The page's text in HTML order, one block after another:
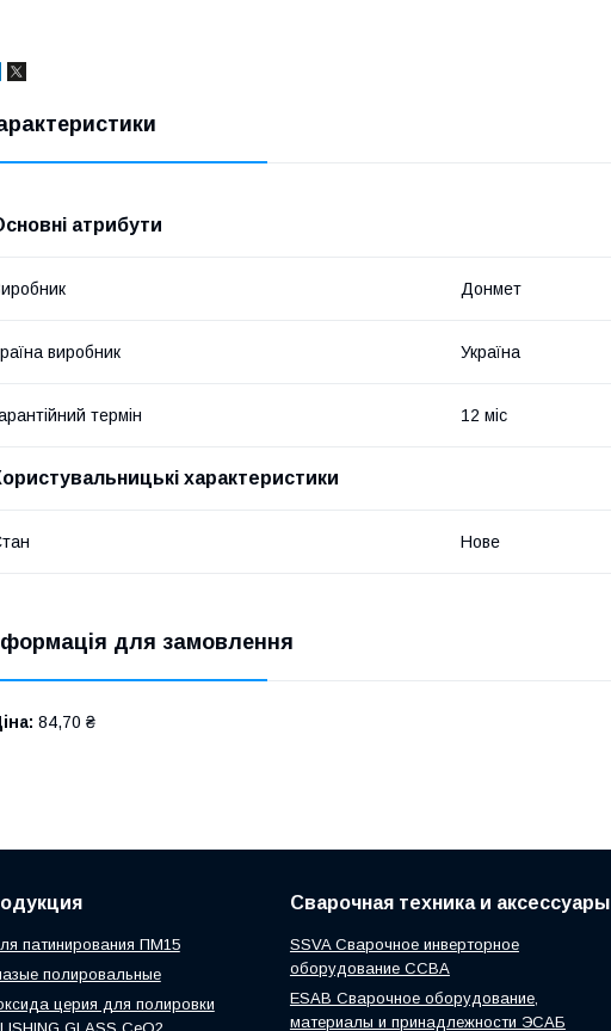
атрибути
Донмет
виробник Україна
термін 12 міс
характеристики
Нове
для замовлення
84,70 ₴
патинирования ПМ15
полировальные
церия для полировки
Сварочная техника и аксессуары
SSVA Сварочное инверторное
оборудование ССВА
ESAB Сварочное оборудование,
материалы и принадлежности ЭСАБ